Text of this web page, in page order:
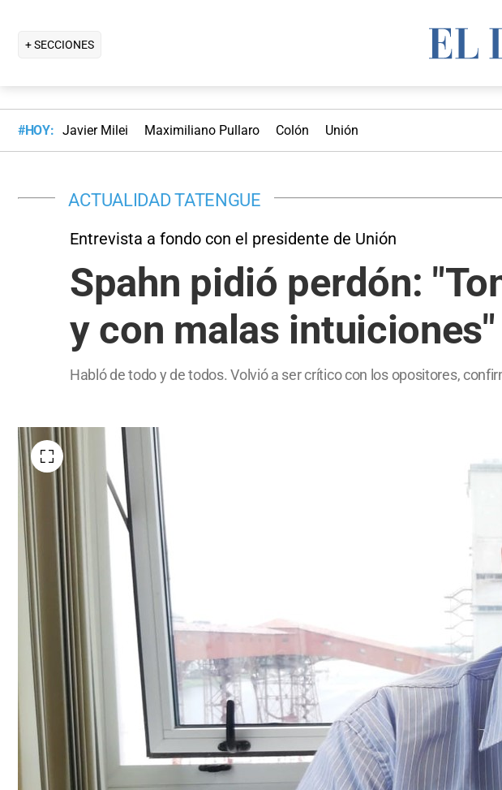
+ SECCIONES
#HOY: Javier Milei Maximiliano Pullaro Colón Unión
ACTUALIDAD TATENGUE
Entrevista a fondo con el presidente de Unión
Spahn pidió perdón:
y con malas intuiciones"
Habló de todo y de todos. Volvió a ser crítico con los opositores,